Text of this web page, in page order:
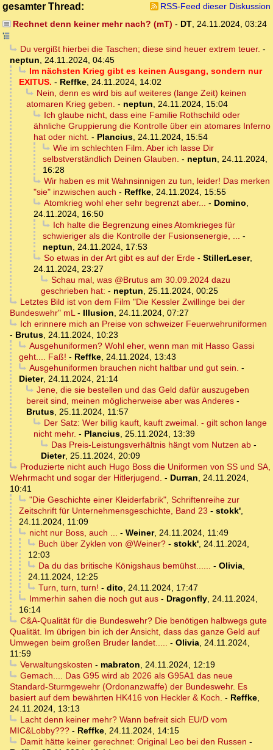
gesamter Thread:
RSS-Feed dieser Diskussion
Rechnet denn keiner mehr nach? (mT) - DT, 24.11.2024, 03:24
Du vergißt hierbei die Taschen; diese sind heuer extrem teuer. -
neptun, 24.11.2024, 04:45
Im nächsten Krieg gibt es keinen Ausgang, sondern nur
EXITUS. - Reffke, 24.11.2024, 14:02
Nein, denn es wird bis auf weiteres (lange Zeit) keinen
atomaren Krieg geben. - neptun, 24.11.2024, 15:04
Ich glaube nicht, dass eine Familie Rothschild oder
ähnliche Gruppierung die Kontrolle über ein atomares Inferno
hat oder nicht. - Plancius, 24.11.2024, 15:54
Wie im schlechten Film. Aber ich lasse Dir
selbstverständlich Deinen Glauben. - neptun, 24.11.2024,
16:28
Wir haben es mit Wahnsinnigen zu tun, leider! Das merken
"sie" inzwischen auch - Reffke, 24.11.2024, 15:55
Atomkrieg wohl eher sehr begrenzt aber... - Domino,
24.11.2024, 16:50
Ich halte die Begrenzung eines Atomkrieges für
schwieriger als die Kontrolle der Fusionsenergie, ... -
neptun, 24.11.2024, 17:53
So etwas in der Art gibt es auf der Erde- StillerLeser,
24.11.2024, 23:27
Schau mal, was @Brutus am 30.09.2024 dazu
geschrieben hat: - neptun, 25.11.2024, 00:25
Letztes Bild ist von dem Film "Die Kessler Zwillinge bei der
Bundeswehr" mL- Illusion, 24.11.2024, 07:27
Ich erinnere mich an Preise von schweizer Feuerwehruniformen
- Brutus, 24.11.2024, 10:23
Ausgehuniformen? Wohl eher, wenn man mit Hasso Gassi
geht.... Faß! - Reffke, 24.11.2024, 13:43
Ausgehuniformen brauchen nicht haltbar und gut sein. -
Dieter, 24.11.2024, 21:14
Jene, die sie bestellen und das Geld dafür auszugeben
bereit sind, meinen möglicherweise aber was Anderes -
Brutus, 25.11.2024, 11:57
Der Satz: Wer billig kauft, kauft zweimal. - gilt schon lange
nicht mehr. - Plancius, 25.11.2024, 13:39
Das Preis-Leistungsverhältnis hängt vom Nutzen ab-
Dieter, 25.11.2024, 20:09
Produzierte nicht auch Hugo Boss die Uniformen von SS und SA,
Wehrmacht und sogar der Hitlerjugend. - Durran, 24.11.2024,
10:41
"Die Geschichte einer Kleiderfabrik", Schriftenreihe zur
Zeitschrift für Unternehmensgeschichte, Band 23 - stokk',
24.11.2024, 11:09
nicht nur Boss, auch ... - Weiner, 24.11.2024, 11:49
Buch über Zyklen von @Weiner?- stokk', 24.11.2024,
12:03
Da du das britische Königshaus bemühst...... - Olivia,
24.11.2024, 12:25
Turn, turn, turn! - dito, 24.11.2024, 17:47
Immerhin sahen die noch gut aus- Dragonfly, 24.11.2024,
16:14
C&A-Qualität für die Bundeswehr? Die benötigen halbwegs gute
Qualität. Im übrigen bin ich der Ansicht, dass das ganze Geld auf
Umwegen beim großen Bruder landet..... - Olivia, 24.11.2024,
11:59
Verwaltungskosten - mabraton, 24.11.2024, 12:19
Gemach.... Das G95 wird ab 2026 als G95A1 das neue
Standard-Sturmgewehr (Ordonanzwaffe) der Bundeswehr. Es
basiert auf dem bewährten HK416 von Heckler & Koch. - Reffke,
24.11.2024, 13:13
Lacht denn keiner mehr? Wann befreit sich EU/D vom
MIC&Lobby??? - Reffke, 24.11.2024, 14:15
Damit hätte keiner gerechnet: Original Leo bei den Russen -